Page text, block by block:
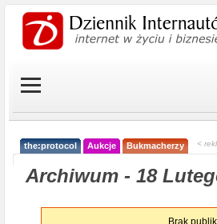
the:protocol Aukcje Bukmacherzy <
Archiwum - 18
Brak